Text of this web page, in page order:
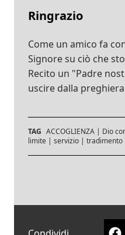
Ringrazio
Come un amico fa
Signore su ciò che
Recito un "Padre
uscire dalla
TAG ACCOGLIENZA Dio
limite
servizio tradimento